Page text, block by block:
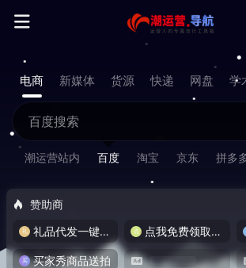
电商 新媒体 货源 快递 网盘 学
潮运营站内 百度 淘宝 京东 拼多
赞助商
礼品代发一键发货
点我免费领取流量卡
买家秀商品送拍